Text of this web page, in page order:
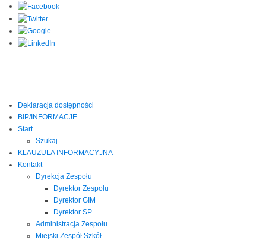
Deklaracja dostępności
BIP/INFORMACJE
Start
Szukaj
KLAUZULA INFORMACYJNA
Kontakt
Dyrekcja Zespołu
Dyrektor Zespołu
Dyrektor GIM
Dyrektor SP
Administracja Zespołu
Miejski Zespół Szkół